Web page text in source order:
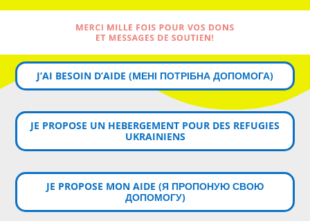
MERCI MILLE FOIS POUR VOS DONS
ET MESSAGES DE SOUTIEN!
J’AI BESOIN D’AIDE (MЕНІ ПОТРІБНА ДОПОМОГА)
JE PROPOSE UN HEBERGEMENT POUR DES REFUGIES
UKRAINIENS
JE PROPOSE MON AIDE (Я ПРОПОНУЮ СВОЮ
ДОПОМОГУ)